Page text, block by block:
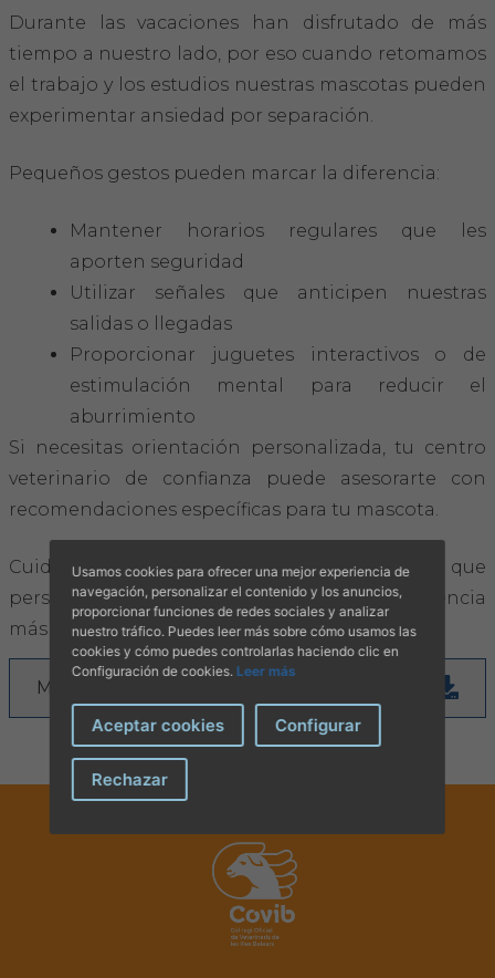
IDENTIFICACIÓN ANIMAL
Centros veterinarios
Colegiados
Consejos para tus mascotas
Guía Responsable
Durante las vacaciones han disfrutado de más
tiempo a nuestro lado, por eso cuando retomamos
el trabajo y los estudios nuestras mascotas pueden
experimentar ansiedad por separación.
Pequeños gestos pueden marcar la diferencia:
Mantener horarios regulares que les
aporten seguridad
Utilizar señales que anticipen nuestras
salidas o llegadas
Proporcionar juguetes interactivos o de
estimulación mental para reducir el
aburrimiento
Si necesitas orientación personalizada, tu centro
veterinario de confianza puede asesorarte con
recomendaciones específicas para tu mascota.
Cuidemos juntos el bienestar familiar, para que
personas y mascotas disfruten de una convivencia
más tranquila y feliz
Más información
Usamos cookies para ofrecer una mejor experiencia de
navegación, personalizar el contenido y los anuncios,
proporcionar funciones de redes sociales y analizar
nuestro tráfico. Puedes leer más sobre cómo usamos las
cookies y cómo puedes controlarlas haciendo clic en
Configuración de cookies. Leer más
Aceptar cookies Configurar
Rechazar